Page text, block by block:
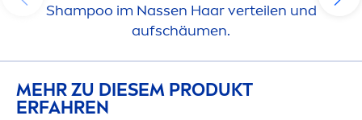
Shampoo im Nassen Haar verteilen und
aufschäumen.
MEHR ZU DIESEM PRODUKT
ERFAHREN